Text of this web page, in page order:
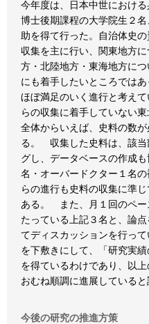
今年度は、日本中世における
博士後期課程の大学院生２
助を得て行った。自治体史
収集を主に行い、関東地方
方・北陸地方・東海地方に
にも着手したいところでは
ほぼ満足のいく進行と考え
らの収集に着手していない
全体からいえば、史料の数
る。 収集した史料は、該当
グし、データベースの作成
名・オーバードクター１名
らの進行も史料の収集に準
ある。 また、月１回のペー
たっている上記３名と、論
てディスカッションを行っ
を下敷きにして、「研究実
を得ているわけであり、以
おむね順調に進展していると
今後の研究の推進方策